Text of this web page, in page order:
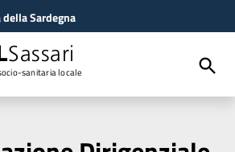
Sardegna
Sassari
sanitaria locale